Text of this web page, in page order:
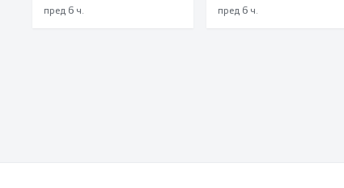
пред 6 ч. пред 6 ч.